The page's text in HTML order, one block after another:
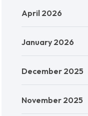
April 2026
January 2026
December 2025
November 2025